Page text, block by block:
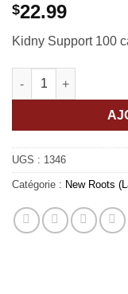
$22.99
Kidny Support 100
quantité de Kidny
UGS : 1346
Catégorie : New Roots